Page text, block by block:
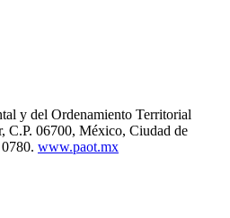
y del Ordenamiento Territorial
C.P. 06700, México, Ciudad de
www.paot.mx